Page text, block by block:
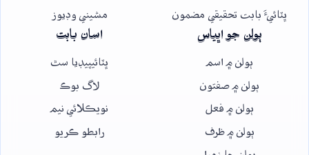
ڀٽائيءَ بابت تحقيقي مضمون
مشيني وڊيوز
ٻولن جو اڀياس
ٻولن ۾ اسم
ٻولن ۾ صفتون
ٻولن ۾ فعل
ٻولن ۾ ظرف
اسان بابت
ڀٽائيپيڊيا سٿ
لاگ بوڪ
نويڪلائي نيم
رابطو ڪريو